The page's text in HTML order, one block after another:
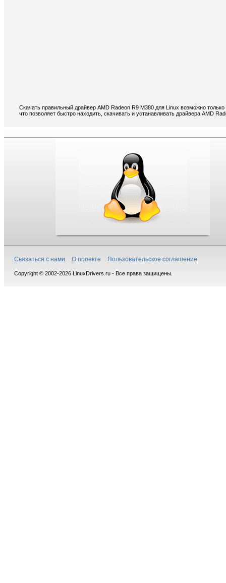
Скачать правильный драйвер AMD Radeon R9 M380 для Linux возможно
что позволяет быстро находить, скачивать и устанавливать драйвера AMD
Связаться с нами О проекте Пользовательское соглашение
Copyright © 2002-2026 LinuxDrivers.ru - Все права защищены.